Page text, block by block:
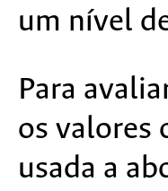
um nível
Para
os valores
usada a